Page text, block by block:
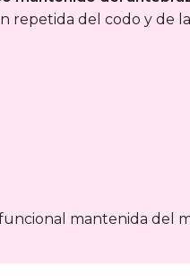
repetida del codo y de
mantenida del